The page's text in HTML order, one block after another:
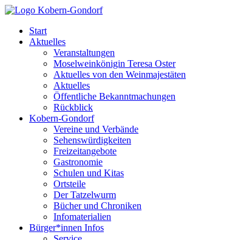
Start
Aktuelles
Veranstaltungen
Moselweinkönigin Teresa Oster
Aktuelles von den Weinmajestäten
Aktuelles
Öffentliche Bekanntmachungen
Rückblick
Kobern-Gondorf
Vereine und Verbände
Sehenswürdigkeiten
Freizeitangebote
Gastronomie
Schulen und Kitas
Ortsteile
Der Tatzelwurm
Bücher und Chroniken
Infomaterialien
Bürger*innen Infos